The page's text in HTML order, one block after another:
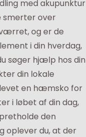
med akupunktur
smerter over
og er de
i din hverdag,
søger hjælp hos din
din lokale
en hæmsko for
i løbet af din dag,
den
oplever du, at der